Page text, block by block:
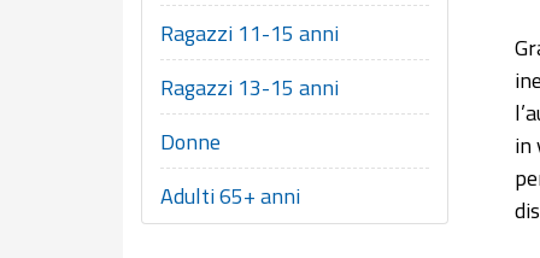
Ragazzi 11-15 anni
Ragazzi 13-15 anni
Donne
Adulti 65+ anni
in